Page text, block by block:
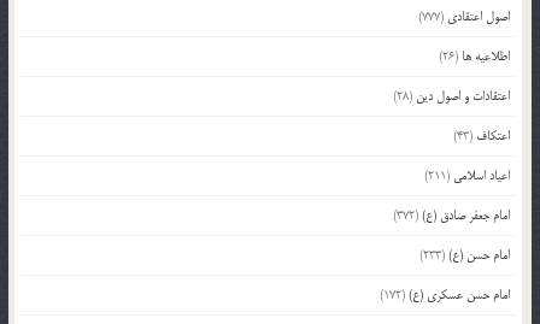
اصول اعتقادی (777)
اطلاعیه ها (26)
اعتقادات و اصول دین (28)
اعتکاف (43)
اعیاد اسلامی (211)
امام جعفر صادق (ع)(372)
امام حسن (ع)(233)
امام حسن عسکری (ع)(172)